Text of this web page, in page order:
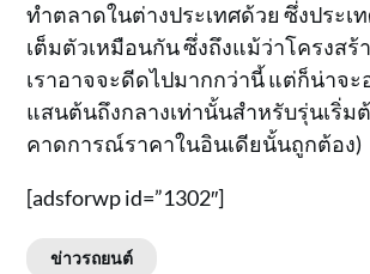
ทำตลาดในต่างประเทศด้วย ซึ่งประเ
เต็มตัวเหมือนกัน ซึ่งถึงแม้ว่าโครงสร้
เราอาจจะดีดไปมากกว่านี้ แต่ก็น่าจะ
แสนต้นถึงกลางเท่านั้นสำหรับรุ่นเริ่ม
คาดการณ์ราคาในอินเดียนั้นถูกต้อง)
[adsforwp id=”1302″]
ข่าวรถยนต์